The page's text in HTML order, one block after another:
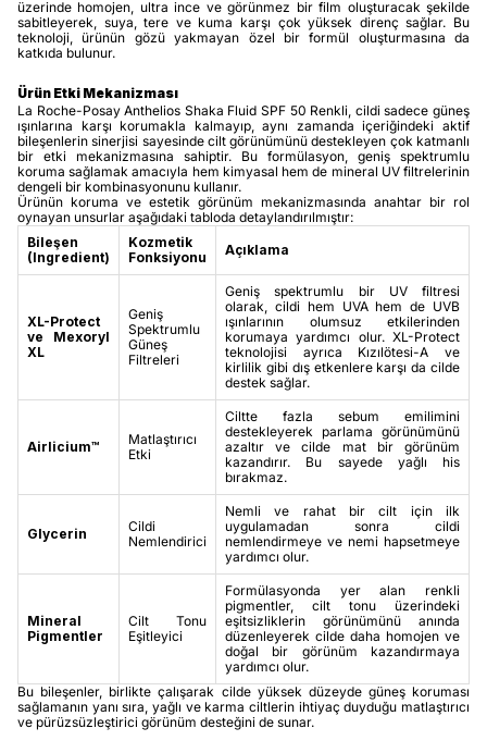
üzerinde homojen, ultra ince ve görünmez bir film oluşturacak şekilde
sabitleyerek, suya, tere ve kuma karşı çok yüksek direnç sağlar. Bu
teknoloji, ürünün gözü yakmayan özel bir formül oluşturmasına da
katkıda bulunur.
Ürün Etki Mekanizması
La Roche-Posay Anthelios Shaka Fluid SPF 50 Renkli, cildi sadece güneş
ışınlarına karşı korumakla kalmayıp, aynı zamanda içeriğindeki aktif
bileşenlerin sinerjisi sayesinde cilt görünümünü destekleyen çok katmanlı
bir etki mekanizmasına sahiptir. Bu formülasyon, geniş spektrumlu
koruma sağlamak amacıyla hem kimyasal hem de mineral UV filtrelerinin
dengeli bir kombinasyonunu kullanır.
Ürünün koruma ve estetik görünüm mekanizmasında anahtar bir rol
oynayan unsurlar aşağıdaki tabloda detaylandırılmıştır:
Bileşen
(Ingredient)
Kozmetik
Fonksiyonu
Açıklama
XL-Protect
ve Mexoryl
XL
Geniş
Spektrumlu
Güneş
Filtreleri
Geniş spektrumlu bir UV filtresi
olarak, cildi hem UVA hem de UVB
ışınlarının olumsuz etkilerinden
korumaya yardımcı olur. XL-Protect
teknolojisi ayrıca Kızılötesi-A ve
kirlilik gibi dış etkenlere karşı da cilde
destek sağlar.
Airlicium™
Matlaştırıcı
Etki
Ciltte fazla sebum emilimini
destekleyerek parlama görünümünü
azaltır ve cilde mat bir görünüm
kazandırır. Bu sayede yağlı his
bırakmaz.
Glycerin
Cildi
Nemlendirici
Nemli ve rahat bir cilt için ilk
uygulamadan sonra cildi
nemlendirmeye ve nemi hapsetmeye
yardımcı olur.
Mineral
Pigmentler
Cilt Tonu
Eşitleyici
Formülasyonda yer alan renkli
pigmentler, cilt tonu üzerindeki
eşitsizliklerin görünümünü anında
düzenleyerek cilde daha homojen ve
doğal bir görünüm kazandırmaya
yardımcı olur.
Bu bileşenler, birlikte çalışarak cilde yüksek düzeyde güneş koruması
sağlamanın yanı sıra, yağlı ve karma ciltlerin ihtiyaç duyduğu matlaştırıcı
ve pürüzsüzleştirici görünüm desteğini de sunar.